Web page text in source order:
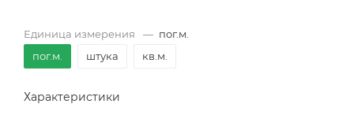
Единица измерения — пог.м.
пог.м.
штука кв.м.
Характеристики